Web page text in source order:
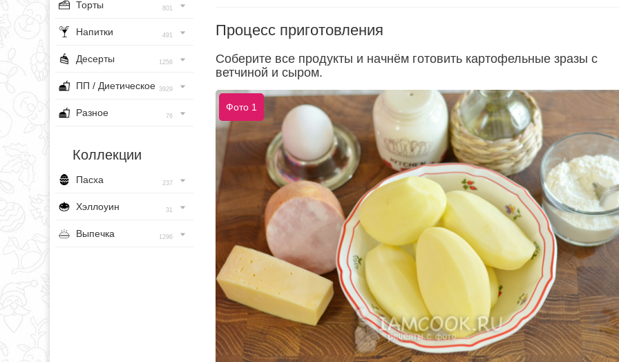
Торты 801
Напитки 491
Десерты 1256
ПП / Диетическое 3929
Разное 76
Коллекции
Пасха 237
Хэллоуин 31
Выпечка 1296
Процесс приготовления
Соберите все продукты и начнём готовить картофельные зразы с
ветчиной и сыром.
Фото 1